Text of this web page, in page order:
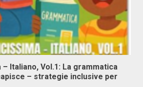
Italiano, Vol.1: La grammatica
– strategie inclusive per